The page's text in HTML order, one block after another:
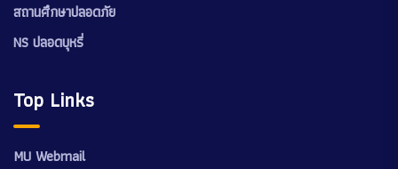
สถานศึกษาปลอดภัย
NS ปลอดบุหรี่
Top Links
MU Webmail